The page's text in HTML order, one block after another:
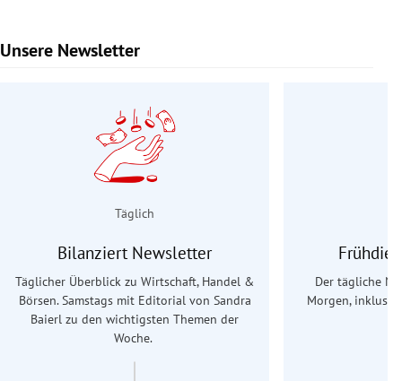
Unsere Newsletter
Slide 1 von 9
Täglich
Bilanziert Newsletter
Täglicher Überblick zu Wirtschaft, Handel &
Börsen. Samstags mit Editorial von Sandra
Baierl zu den wichtigsten Themen der
Woche.
Der tägliche
Morgen,